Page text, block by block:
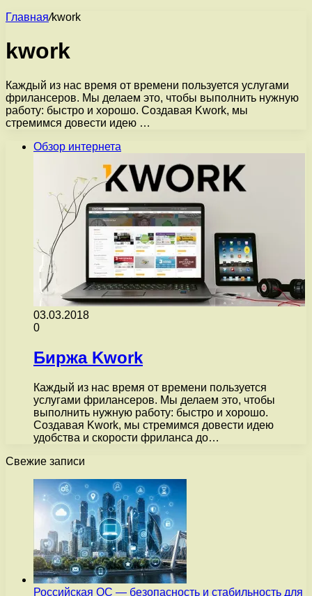
Главная/kwork
kwork
Каждый из нас время от времени пользуется услугами
фрилансеров. Мы делаем это, чтобы выполнить нужную
работу: быстро и хорошо. Создавая Kwork, мы
стремимся довести идею …
Обзор интернета
03.03.2018
0
Биржа Kwork
Каждый из нас время от времени пользуется
услугами фрилансеров. Мы делаем это, чтобы
выполнить нужную работу: быстро и хорошо.
Создавая Kwork, мы стремимся довести идею
удобства и скорости фриланса до…
Свежие записи
Российская ОС — безопасность и стабильность для